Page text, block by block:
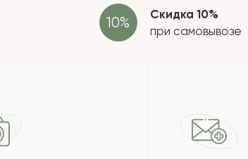
Скидка 10%
при самовывозе